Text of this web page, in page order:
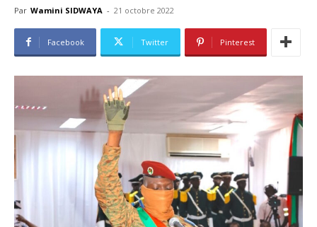
Par Wamini SIDWAYA - 21 octobre 2022
Facebook Twitter Pinterest